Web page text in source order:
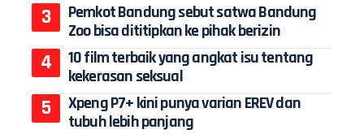
Pemkot Bandung sebut satwa Bandung
Zoo bisa dititipkan ke pihak berizin
10 film terbaik yang angkat isu tentang
kekerasan seksual
Xpeng P7+ kini punya varian EREV dan
tubuh lebih panjang